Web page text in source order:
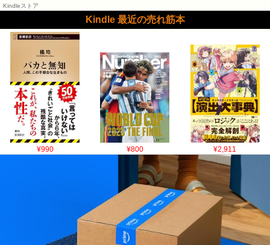
Kindleストア
Kindle 最近の売れ筋本
¥990 ¥800 ¥2,911